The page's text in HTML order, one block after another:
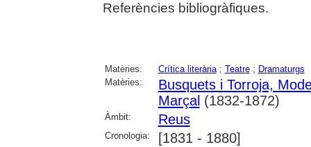
Referències bibliogràfiques.
Matèries: Crítica literària; Teatre; Dramaturgs
Matèries:
Busquets i Torroja,
Marçal (1832-1872)
Àmbit: Reus
Cronologia: [1831 - 1880]